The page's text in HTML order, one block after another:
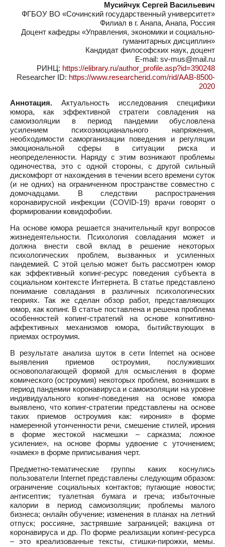
Мусийчук Сергей Васильевич
ФГБОУ ВО «Сочинский государственный университет»
Филиал в г. Анапа, Анапа, Россия
Доцент кафедры «Управления, экономики и социально-
гуманитарных дисциплин»
Кандидат философских наук, доцент
E-mail: sv-mus@mail.ru
РИНЦ: https://elibrary.ru/author_profile.asp?id=390248
Researcher ID: https://www.researcherid.com/rid/AAB-8500-
2020
Аннотация. Актуальность исследования специфики
юмора, как эффективной стратеги совладения на
самоизоляции в период пандемии обусловлена
усилением психоэмоцианального напряжения,
необходимости саморганизации поведения и регуляции
эмоциональной сферы в ситуации риска и
неопределенности. Наряду с этим возникают проблемы
одиночества, это с одной стороны, с другой сильный
дискомфорт от нахождения в течении всего времени суток
(и не одних) на ограниченном пространстве совместно с
домочадцами. В следствии распространения
коронавирусной инфекции (COVID-19) врачи говорят о
формировании ковидофобии.
На основе юмора решается значительный круг вопросов
жизнедеятельности. Психология совладания может и
должна внести свой вклад в решение некоторых
психологических проблем, вызванных и усиленных
пандемией. С этой целью может быть рассмотрен юмор
как эффективный копинг-ресурс поведения субъекта в
социальном контексте Интернета. В статье представлено
понимание совладания в различных психологических
теориях. Так же сделан обзор работ, представляющих
юмор, как копинг. В статье поставлена и решена проблема
особенностей копинг-стратегий на основе когнитивно-
аффективных механизмов юмора, бытийствующих в
приемах остроумия.
В результате анализа шуток в сети Internet на основе
выявления приемов остроумия, послуживших
основополагающей формой для осмысления в форме
комического (остроумия) некоторых проблем, возникших в
период пандемии коронавируса и самоизоляции на уровне
индивидуального копинг-поведения на основе юмора
выявлено, что копинг-стратегии представлены на основе
таких приемов остроумия как: «ирония» в форме
намеренной утонченности речи, смешение стилей, ирония
в форме жестокой насмешки – сарказма; ложное
усиление», на основе формы удвоение с уточнением;
«намек» в форме приписывания черт.
Предметно-тематические группы каких коснулись
пользователи Internet представлены следующим образом:
ограничение социальных контактов; пугающие новости;
антисептик; туалетная бумага и греча; избыточные
калории в период самоизоляции; проблемы малого
бизнеса; онлайн обучение; изменения в планах на летний
отпуск; россияне, застрявшие заграницей; вакцина от
коронавируса и др. По форме реализации копинг-ресурса
– это креализованные тексты, стишки-пирожки, мемы.